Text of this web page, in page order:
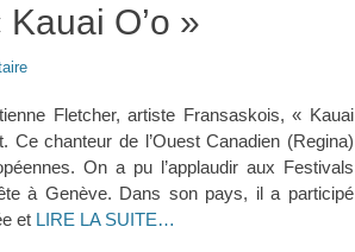
O’o »
Fletcher, artiste Fransaskois, « Kauai
chanteur de l’Ouest Canadien (Regina)
On a pu l’applaudir aux Festivals
à Genève. Dans son pays, il a participé
et LIRE LA SUITE…